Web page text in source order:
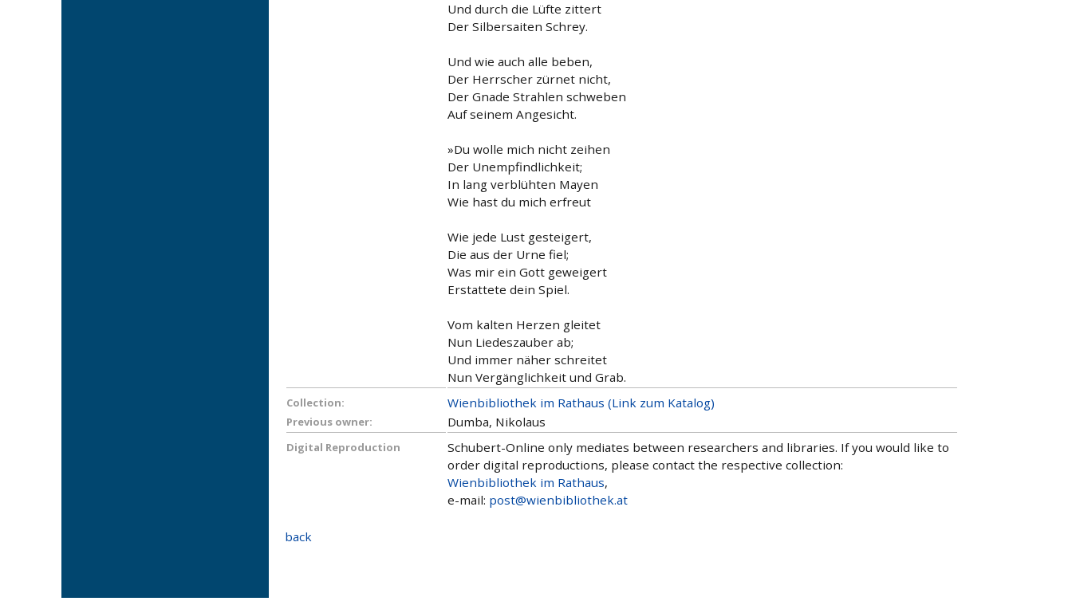
Und durch die Lüfte zittert
Der Silbersaiten Schrey.
Und wie auch alle beben,
Der Herrscher zürnet nicht,
Der Gnade Strahlen schweben
Auf seinem Angesicht.
»Du wolle mich nicht zeihen
Der Unempfindlichkeit;
In lang verblühten Mayen
Wie hast du mich erfreut
Wie jede Lust gesteigert,
Die aus der Urne fiel;
Was mir ein Gott geweigert
Erstattete dein Spiel.
Vom kalten Herzen gleitet
Nun Liedeszauber ab;
Und immer näher schreitet
Nun Vergänglichkeit und Grab.
Collection: Wienbibliothek im Rathaus (Link zum Katalog)
Previous owner: Dumba, Nikolaus
Digital Reproduction
Schubert-Online only mediates between researchers and libraries. If you would like to
order digital reproductions, please contact the respective collection:
Wienbibliothek im Rathaus,
e-mail: post@wienbibliothek.at
back